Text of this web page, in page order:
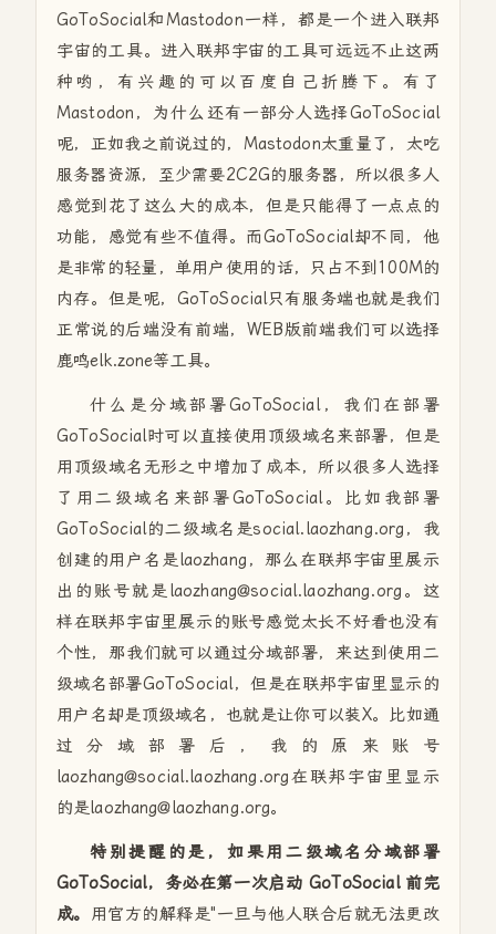
GoToSocial和Mastodon一样，都是一个进入联邦
宇宙的工具。进入联邦宇宙的工具可远远不止这两
种哟，有兴趣的可以百度自己折腾下。有了
Mastodon，为什么还有一部分人选择GoToSocial
呢，正如我之前说过的，Mastodon太重量了，太吃
服务器资源，至少需要2C2G的服务器，所以很多人
感觉到花了这么大的成本，但是只能得了一点点的
功能，感觉有些不值得。而GoToSocial却不同，他
是非常的轻量，单用户使用的话，只占不到100M的
内存。但是呢，GoToSocial只有服务端也就是我们
正常说的后端没有前端，WEB版前端我们可以选择
鹿鸣elk.zone等工具。
什么是分域部署GoToSocial，我们在部署
GoToSocial时可以直接使用顶级域名来部署，但是
用顶级域名无形之中增加了成本，所以很多人选择
了用二级域名来部署GoToSocial。比如我部署
GoToSocial的二级域名是social.laozhang.org，我
创建的用户名是laozhang，那么在联邦宇宙里展示
出的账号就是laozhang@social.laozhang.org。这
样在联邦宇宙里展示的账号感觉太长不好看也没有
个性，那我们就可以通过分域部署，来达到使用二
级域名部署GoToSocial，但是在联邦宇宙里显示的
用户名却是顶级域名，也就是让你可以装X。比如通
过分域部署后，我的原来账号
laozhang@social.laozhang.org在联邦宇宙里显示
的是laozhang@laozhang.org。
特别提醒的是，如果用二级域名分域部署
GoToSocial，务必在第一次启动 GoToSocial 前完
成。 用官方的解释是"一旦与他人联合后就无法更改